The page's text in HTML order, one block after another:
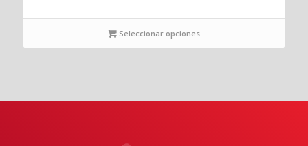
Seleccionar opciones